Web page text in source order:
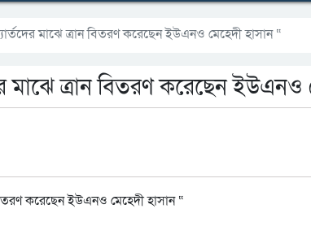
মাঝে ত্রান বিতরণ করেছেন ইউএনও মেহেদী হাসান “
মাঝে ত্রান বিতরণ করেছেন ইউএনও